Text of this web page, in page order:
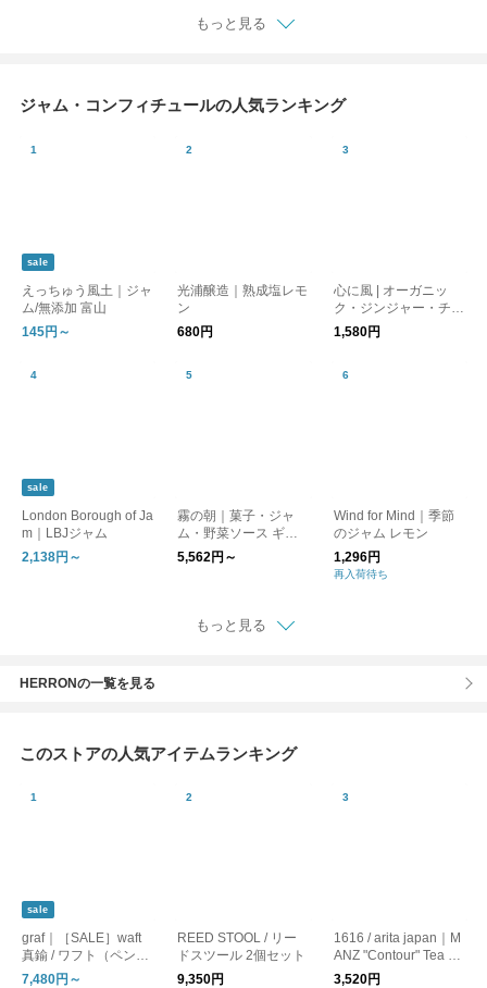
もっと見る
ジャム・コンフィチュールの人気ランキング
sale
えっちゅう風土｜ジャ
ム/無添加 富山
145円～
光浦醸造｜熟成塩レモ
ン
680円
心に風 | オーガニッ
ク・ジンジャー・チャ
イ・シロップ
1,580円
sale
London Borough of Ja
m｜LBJジャム
2,138円～
霧の朝｜菓子・ジャ
ム・野菜ソース ギフ
トセット | お中元
5,562円～
Wind for Mind｜季節
のジャム レモン
1,296円
再入荷待ち
もっと見る
HERRONの一覧を見る
このストアの人気アイテムランキング
sale
graf｜［SALE］waft
真鍮 / ワフト（ペンダ
ントライト・照明）
7,480円～
REED STOOL / リー
ドスツール 2個セット
9,350円
1616 / arita japan｜M
ANZ "Contour" Tea Cu
p / ティーカップ
3,520円